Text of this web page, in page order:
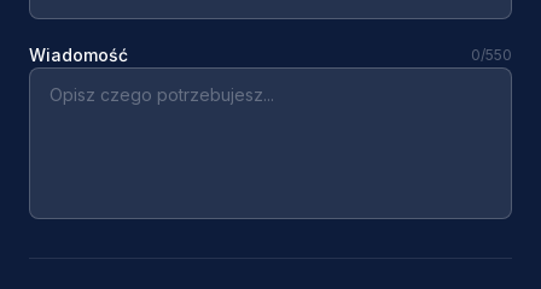
Wiadomość 0/550